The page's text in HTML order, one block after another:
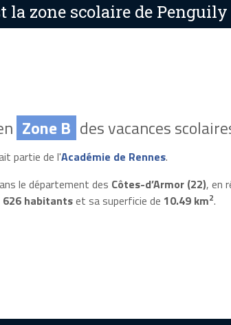
la zone scolaire de Penguily
Zone B des vacances
partie de l'Académie de Rennes.
le département des Côtes-d’Armor (22), en
626 habitantset sa superficie de 10.49 km2.